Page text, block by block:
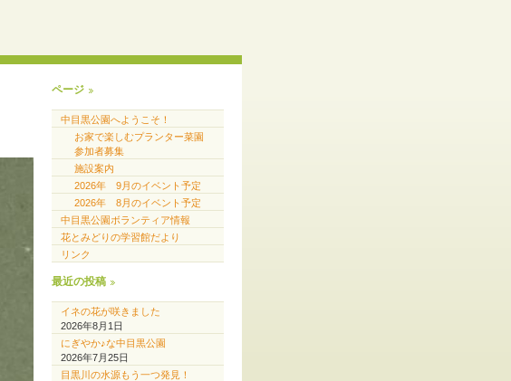
ページ
中目黒公園へようこそ！
お家で楽しむプランター菜園
参加者募集
施設案内
2026年 9月のイベント予定
2026年 8月のイベント予定
中目黒公園ボランティア情報
花とみどりの学習館だより
リンク
最近の投稿
イネの花が咲きました
2026年8月1日
にぎやか♪な中目黒公園
2026年7月25日
目黒川の水源もう一つ発見！